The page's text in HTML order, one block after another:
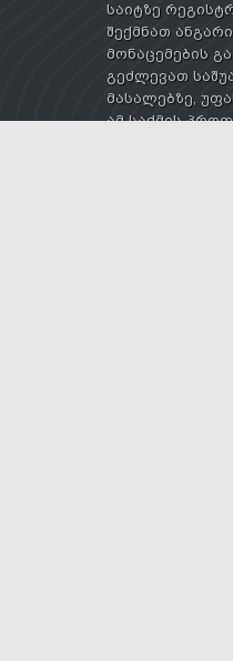
საიტზე
შექმნათ
მონაცემების
გეძლევათ
მასალებზე,
ამ საქმის